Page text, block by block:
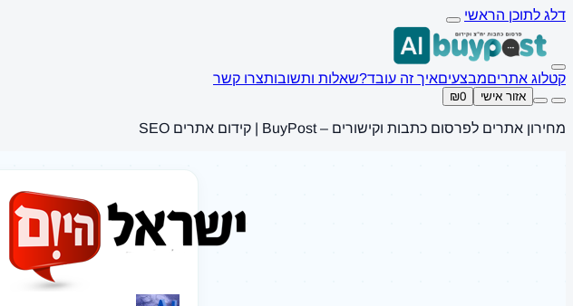
דלג לתוכן הראשי
קטלוג אתריםמבצעיםאיך זה עובד?שאלות ותשובותצרו קשר
אזור אישי ₪0
מחירון אתרים לפרסום כתבות וקישורים – BuyPost | קידום אתרים SEO